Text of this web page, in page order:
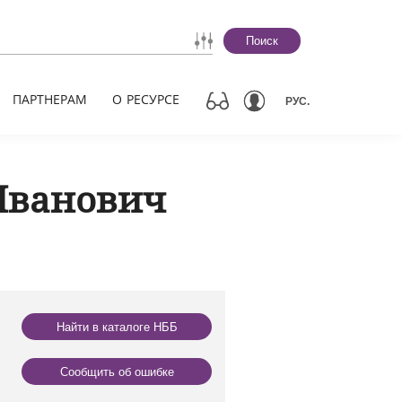
Поиск
ПАРТНЕРАМ О РЕСУРСЕ РУС.
Найти в каталоге НББ
Сообщить об ошибке